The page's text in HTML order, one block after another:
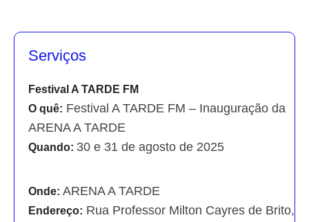
Serviços
Festival A TARDE FM
O quê: Festival A TARDE FM – Inauguração da
ARENA A TARDE
Quando: 30 e 31 de agosto de 2025
Onde: ARENA A TARDE
Endereço: Rua Professor Milton Cayres de Brito,